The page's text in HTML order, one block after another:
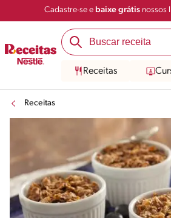
Cadastre-se e baixe grátisnossos
Receitas
Receitas
Salvar